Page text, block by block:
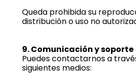
Queda prohibida su
distribución o uso no
9. Comunicación y soporte
Puedes contactarnos a
siguientes medios: